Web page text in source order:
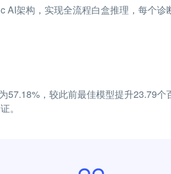
AI架构，实现全流程白盒推理，每个
57.18%，较此前最佳模型提升23.79
。